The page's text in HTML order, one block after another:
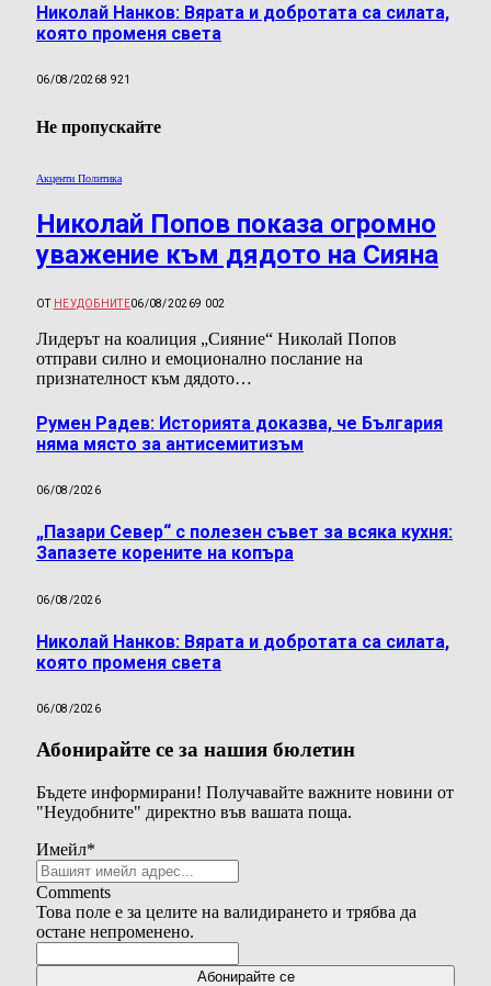
Николай Нанков: Вярата и добротата са силата,
която променя света
06/08/20268 921
Не пропускайте
Акценти Политика
Николай Попов показа огромно
уважение към дядото на Сияна
ОТ НЕУДОБНИТЕ06/08/20269 002
Лидерът на коалиция „Сияние“ Николай Попов
отправи силно и емоционално послание на
признателност към дядото…
Румен Радев: Историята доказва, че България
няма място за антисемитизъм
06/08/2026
„Пазари Север“ с полезен съвет за всяка кухня:
Запазете корените на копъра
06/08/2026
Николай Нанков: Вярата и добротата са силата,
която променя света
06/08/2026
Абонирайте се за нашия бюлетин
Бъдете информирани! Получавайте важните новини от
"Неудобните" директно във вашата поща.
Имейл*
Comments
Това поле е за целите на валидирането и трябва да
остане непроменено.